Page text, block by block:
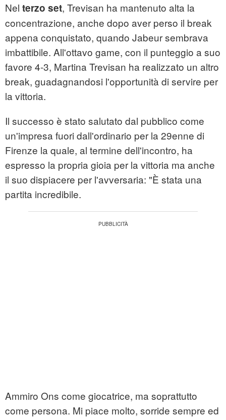
Nel terzo set, Trevisan ha mantenuto alta la
concentrazione, anche dopo aver perso il break
appena conquistato, quando Jabeur sembrava
imbattibile. All'ottavo game, con il punteggio a suo
favore 4-3, Martina Trevisan ha realizzato un altro
break, guadagnandosi l'opportunità di servire per
la vittoria.
Il successo è stato salutato dal pubblico come
un'impresa fuori dall'ordinario per la 29enne di
Firenze la quale, al termine dell'incontro, ha
espresso la propria gioia per la vittoria ma anche
il suo dispiacere per l'avversaria: "È stata una
partita incredibile.
Ammiro Ons come giocatrice, ma soprattutto
come persona. Mi piace molto, sorride sempre ed